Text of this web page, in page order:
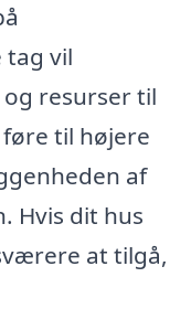
tag vil
resurser til
til højere
af
Hvis dit hus
at tilgå,